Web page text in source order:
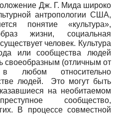
Дж. Г. Мида широко
антропологии США,
понятие «культура»,
жизни, социальная
человек. Культура
или сообщества людей
своеобразным (отличным от
любом относительно
людей. Это могут быть
на необитаемом
сообщество,
В процессе совместной